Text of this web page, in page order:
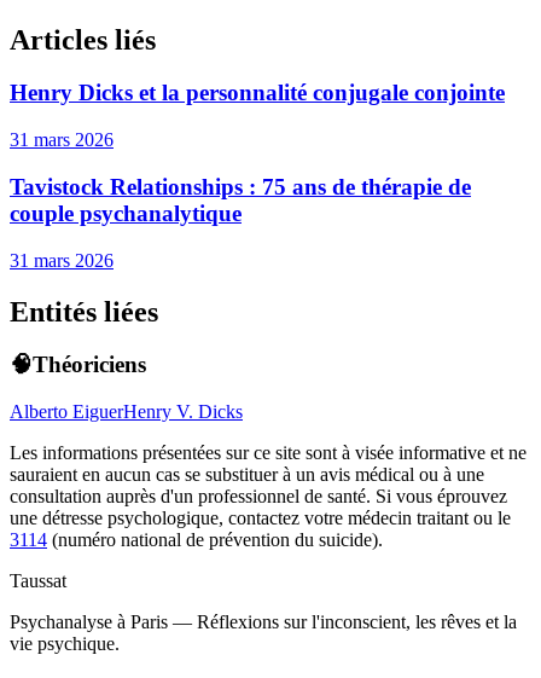
Articles liés
Henry Dicks et la personnalité conjugale conjointe
31 mars 2026
Tavistock Relationships : 75 ans de thérapie de
couple psychanalytique
31 mars 2026
Entités liées
🧠Théoriciens
Alberto EiguerHenry V. Dicks
Les informations présentées sur ce site sont à visée informative et ne
sauraient en aucun cas se substituer à un avis médical ou à une
consultation auprès d'un professionnel de santé. Si vous éprouvez
une détresse psychologique, contactez votre médecin traitant ou le
3114 (numéro national de prévention du suicide).
Taussat
Psychanalyse à Paris — Réflexions sur l'inconscient, les rêves et la
vie psychique.